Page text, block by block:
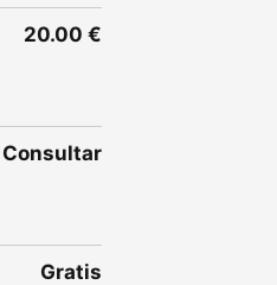
20.00 €
Consultar
Gratis